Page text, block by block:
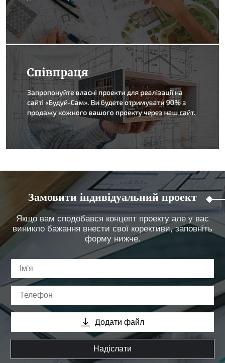
Замовити індивідуальний проект
Якщо вам сподобався концепт проекту але у вас
виникло бажання внести свої корективи, заповніть
форму нижче.
Додати файл
Надіслати